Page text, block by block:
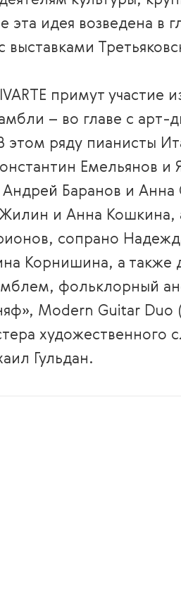
идея возведена в
выставками
примут участие
– во главе с арт-
ряду пианисты
Емельянов и
Баранов и Анна
и Анна Кошкина,
сопрано
Корнишина, а также
фольклорный
Modern Guitar Duo
художественного
Гульдан.